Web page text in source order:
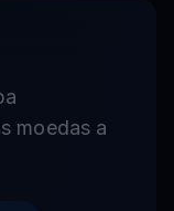
moedas a